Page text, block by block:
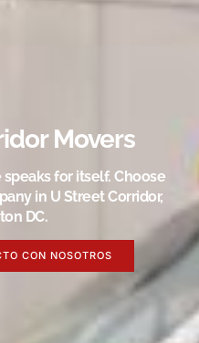
Movers
for itself. Choose
in U Street Corridor,
DC.
CON NOSOTROS